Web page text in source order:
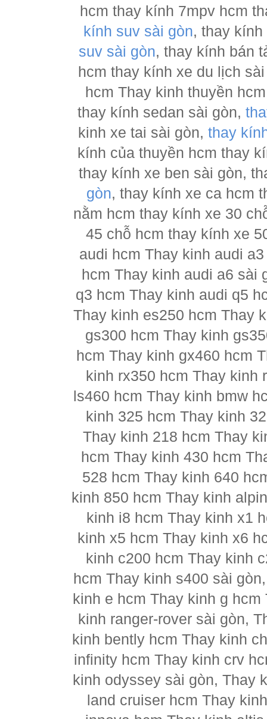
hcm thay kính 7mpv hcm
kính suv sài gòn, thay
suv sài gòn, thay kính bán
hcm thay kính xe du lịch
hcm Thay kinh thuyền
thay kính sedan sài gòn,
kinh xe tai sài gòn, thay
kính của thuyền hcm thay
thay kính xe ben sài gòn,
gòn, thay kính xe ca hcm
nằm hcm thay kính xe 30
45 chỗ hcm thay kính xe
audi hcm Thay kinh audi
hcm Thay kinh audi a6 sài
q3 hcm Thay kinh audi q5
Thay kinh es250 hcm Thay
gs300 hcm Thay kinh
hcm Thay kinh gx460 hcm
kinh rx350 hcm Thay kinh
ls460 hcm Thay kinh bmw
kinh 325 hcm Thay kinh
Thay kinh 218 hcm Thay
hcm Thay kinh 430 hcm
528 hcm Thay kinh 640
kinh 850 hcm Thay kinh
kinh i8 hcm Thay kinh x1
kinh x5 hcm Thay kinh x6
kinh c200 hcm Thay kinh
hcm Thay kinh s400 sài
kinh e hcm Thay kinh g
kinh ranger-rover sài gòn,
kinh bently hcm Thay kinh
infinity hcm Thay kinh crv
kinh odyssey sài gòn, Thay
land cruiser hcm Thay